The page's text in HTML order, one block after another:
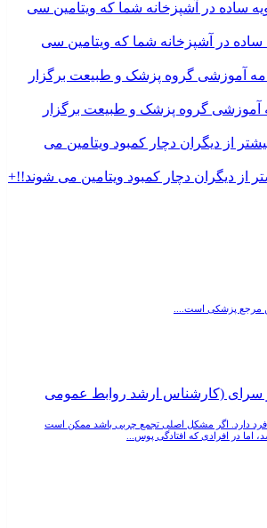
ساده در آشپزخانه شما که ویتامین سی
آموزشی گروه پزشک و طبیعت برگزار
از دیگران دچار کمبود ویتامین می شوند!!+
سرای (کارشناس ارشد روابط عمومی
دارد. اگر مشکل اصلی تجمع چربی باشد ممکن است
اما در افرادی که افتادگی پوس...